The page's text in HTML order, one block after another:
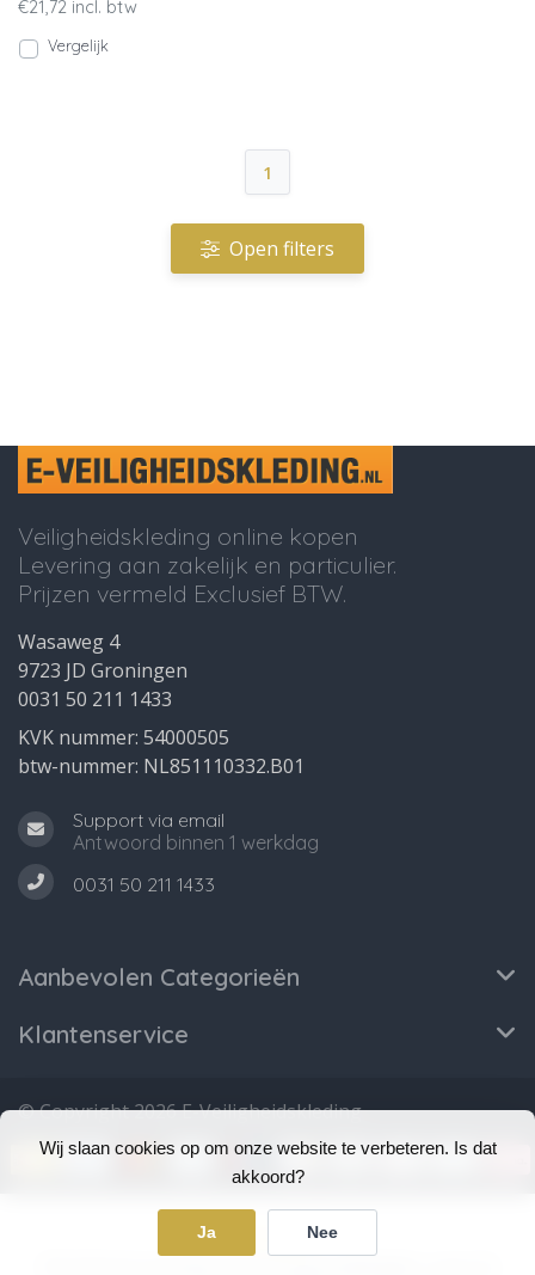
Wij slaan cookies op om onze website te verbeteren. Is dat
akkoord?
Ja Nee
€21,72 incl. btw
Vergelijk
1
Open filters
Veiligheidskleding online kopen
Levering aan zakelijk en particulier.
Prijzen vermeld Exclusief BTW.
Wasaweg 4
9723 JD Groningen
0031 50 211 1433
KVK nummer: 54000505
btw-nummer: NL851110332.B01
Support via email
Antwoord binnen 1 werkdag
0031 50 211 1433
Aanbevolen Categorieën
Klantenservice
© Copyright 2026 E-Veiligheidskleding